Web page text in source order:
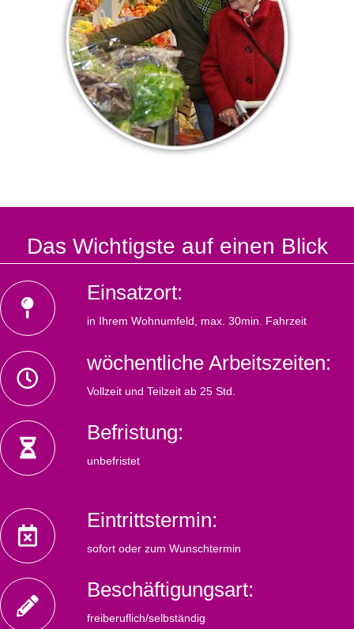
Das Wichtigste auf einen Blick
Einsatzort:
in Ihrem Wohnumfeld, max. 30min. Fahrzeit
wöchentliche Arbeitszeiten:
Vollzeit und Teilzeit ab 25 Std.
Befristung:
unbefristet
Eintrittstermin:
sofort oder zum Wunschtermin
Beschäftigungsart:
freiberuflich/selbständig